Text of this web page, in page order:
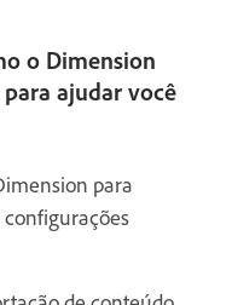
o Dimension
ajudar você
para
configurações